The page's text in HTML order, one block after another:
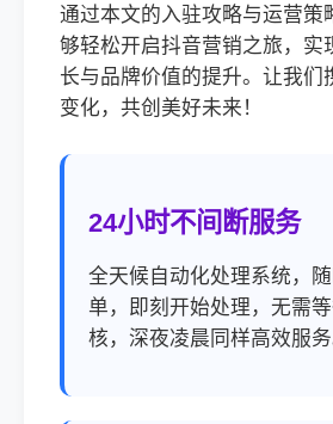
通过本文的入驻攻略与运营策
够轻松开启抖音营销之旅，实
长与品牌价值的提升。让我们
变化，共创美好未来！
24小时不间断服务
全天候自动化处理系统，
单，即刻开始处理，无需
核，深夜凌晨同样高效服务